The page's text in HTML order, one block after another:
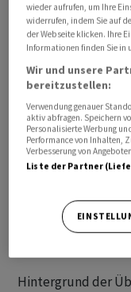
unsere
Hintergrund der
wieder aufrufen, um Ihre
widerrufen, indem Sie auf
der Webseite klicken. Ihre
Informationen finden Sie in
Wir und unsere
bereitzustellen:
Verwendung genauer
aktiv abfragen. Speichern
Personalisierte Werbung
Performance von Inhalten,
Verbesserung von
Liste der Partner